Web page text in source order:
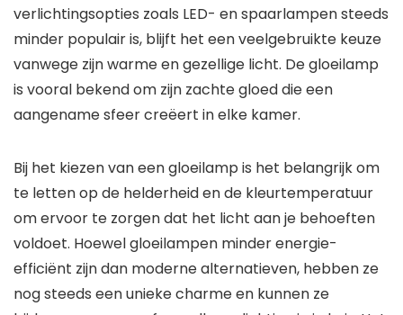
verlichtingsopties zoals LED- en spaarlampen steeds
minder populair is, blijft het een veelgebruikte keuze
vanwege zijn warme en gezellige licht. De gloeilamp
is vooral bekend om zijn zachte gloed die een
aangename sfeer creëert in elke kamer.
Bij het kiezen van een gloeilamp is het belangrijk om
te letten op de helderheid en de kleurtemperatuur
om ervoor te zorgen dat het licht aan je behoeften
voldoet. Hoewel gloeilampen minder energie-
efficiënt zijn dan moderne alternatieven, hebben ze
nog steeds een unieke charme en kunnen ze